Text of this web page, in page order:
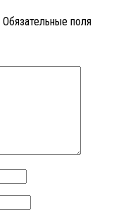
Обязательные поля